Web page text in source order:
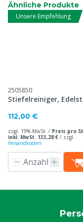
Ähnliche Produkte
Unsere Empfehlung
2505850
Stiefelreiniger,
112,00 €
zzgl. 19% MwSt. / Preis pro
inkl. MwSt. 133,28 € / zzgl.
Versandkosten